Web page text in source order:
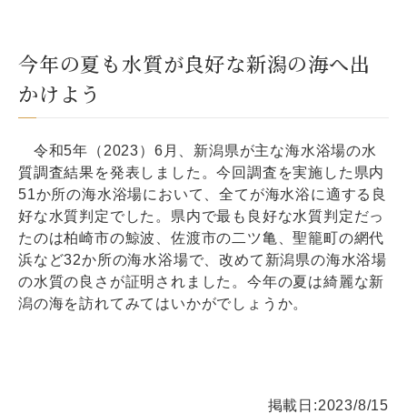
今年の夏も水質が良好な新潟の海へ出
かけよう
令和5年（2023）6月、新潟県が主な海水浴場の水
質調査結果を発表しました。今回調査を実施した県内
51か所の海水浴場において、全てが海水浴に適する良
好な水質判定でした。県内で最も良好な水質判定だっ
たのは柏崎市の鯨波、佐渡市の二ツ亀、聖籠町の網代
浜など32か所の海水浴場で、改めて新潟県の海水浴場
の水質の良さが証明されました。今年の夏は綺麗な新
潟の海を訪れてみてはいかがでしょうか。
掲載日:2023/8/15